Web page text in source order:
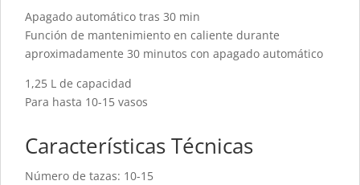
Apagado automático tras 30 min
Función de mantenimiento en caliente durante
aproximadamente 30 minutos con apagado automático
1,25 L de capacidad
Para hasta 10-15 vasos
Características Técnicas
Número de tazas: 10-15